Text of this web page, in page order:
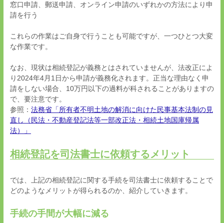
窓口申請、郵送申請、オンライン申請のいずれかの方法により申
請を行う
これらの作業はご自身で行うことも可能ですが、一つひとつ大変
な作業です。
なお、現状は相続登記が義務とはされていませんが、法改正によ
り 2024年4月 1 日から申請が義務化されます。正当な理由なく申
請をしない場合、 10万円以下の過料が科されることがありますの
で、要注意です。
参照： 法務省「所有者不明土地の解消に向けた民事基本法制の見
直し（民法・不動産登記法等一部改正法・相続土地国庫帰属
法）」
相続登記を司法書士に依頼するメリット
では、上記の相続登記に関する手続を司法書士に依頼することで
どのようなメリットが得られるのか、紹介していきます。
手続の手間が大幅に減る